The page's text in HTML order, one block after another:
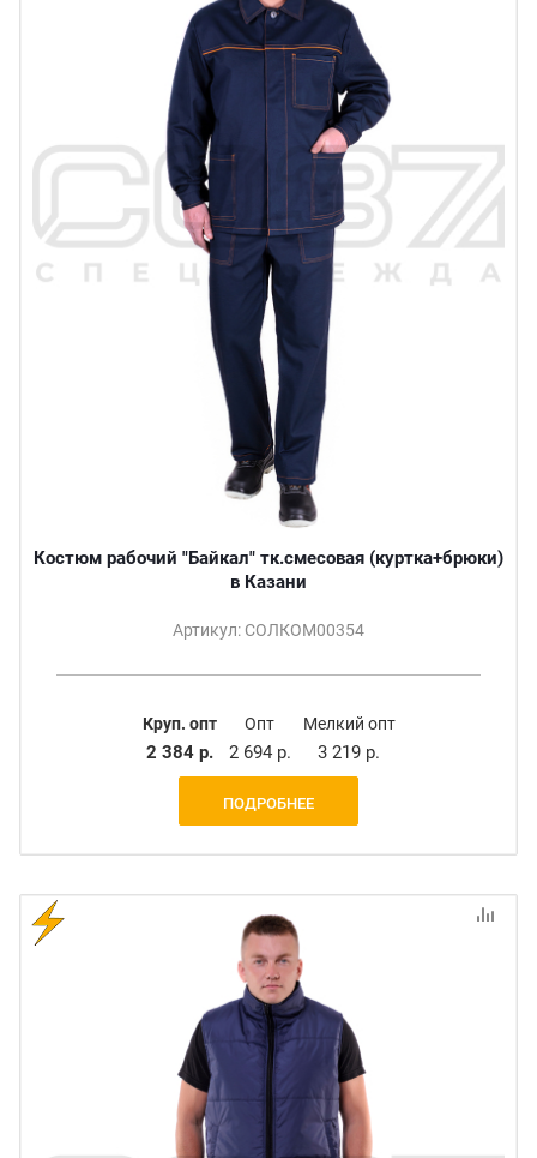
Костюм рабочий "Байкал" тк.смесовая (куртка+брюки)
в Казани
Артикул: СОЛКОМ00354
Круп. опт
2 384 р.
Опт
2 694 р.
Мелкий опт
3 219 р.
ПОДРОБНЕЕ